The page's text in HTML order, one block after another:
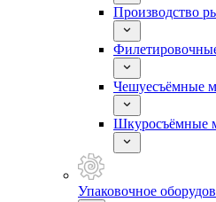
Производство
Чешуесъёмные
Шкуросъёмные
Упаковочное